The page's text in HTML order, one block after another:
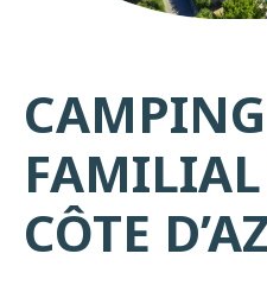
CAMPING
CÔTE